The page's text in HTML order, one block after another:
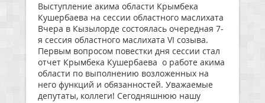
Выступление акима области Крымбека
Кушербаева на сессии областного маслихата
Вчера в Кызылорде состоялась очередная 7-
я сессия областного маслихата VI созыва.
Первым вопросом повестки дня сессии стал
отчет Крымбека Кушербаева о работе акима
области по выполнению возложенных на
него функций и обязанностей. Уважаемые
депутаты, коллеги! Сегодняшнюю нашу